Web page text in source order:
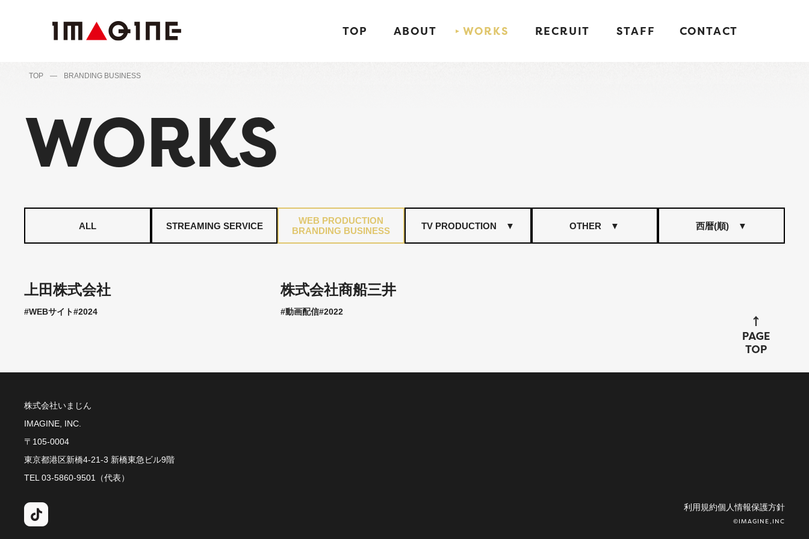
TOP ABOUT WORKS RECRUIT STAFF CONTACT
TOP — BRANDING BUSINESS
WORKS
ALL STREAMING SERVICE
WEB PRODUCTION
BRANDING BUSINESS
上田株式会社
#WEBサイト#2024
株式会社商船三井
#動画配信#2022
株式会社いまじん
IMAGINE, INC.
〒105-0004
東京都港区新橋4-21-3 新橋東急ビル9階
TEL 03-5860-9501（代表）
利用規約個人情報保護方針
©IMAGINE,INC